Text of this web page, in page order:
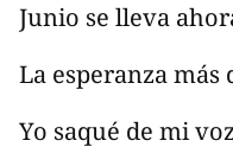
Junio se lleva
La esperanza más
Yo saqué de mi